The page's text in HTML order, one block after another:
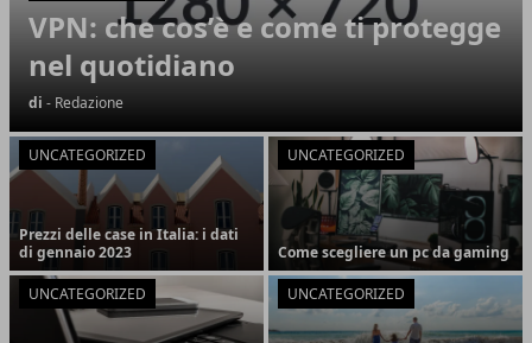
VPN: che cos’è e come ti protegge
nel quotidiano
di - Redazione
UNCATEGORIZED
Prezzi delle case in Italia: i dati
di gennaio 2023
UNCATEGORIZED
Come scegliere un pc da gaming
UNCATEGORIZED UNCATEGORIZED